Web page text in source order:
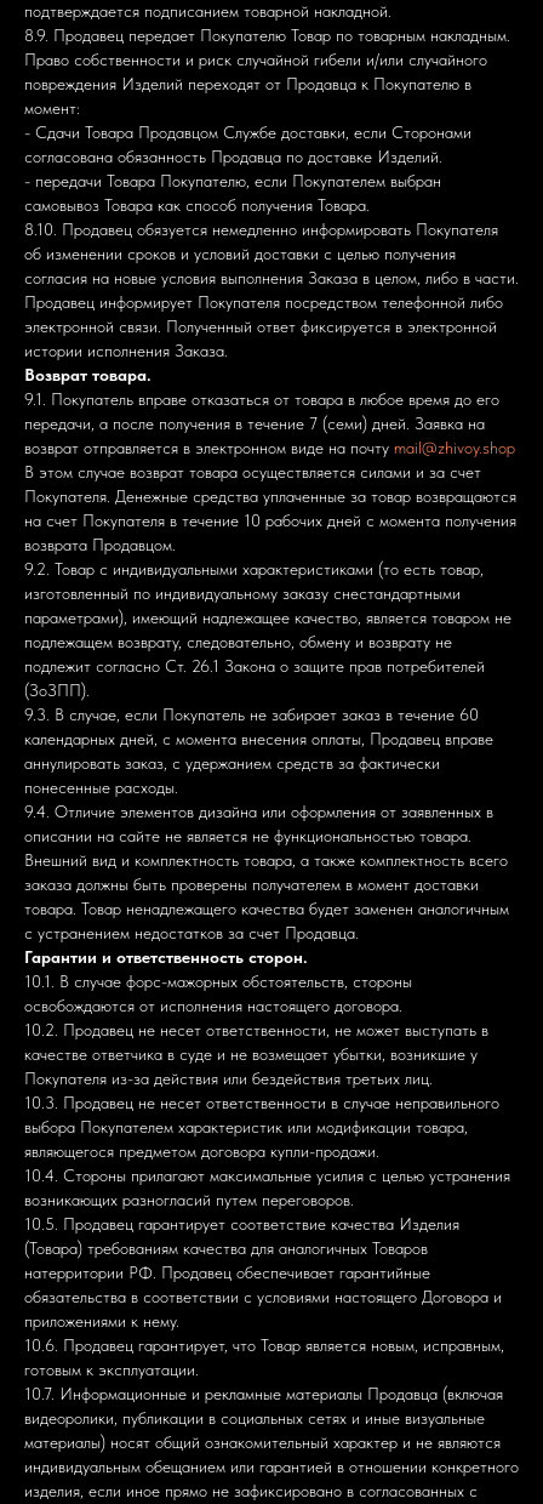
подтверждается подписанием товарной накладной.
8.9. Продавец передает Покупателю Товар по товарным накладным.
Право собственности и риск случайной гибели и/или случайного
повреждения Изделий переходят от Продавца к Покупателю в
момент:
- Сдачи Товара Продавцом Службе доставки, если Сторонами
согласована обязанность Продавца по доставке Изделий.
- передачи Товара Покупателю, если Покупателем выбран
самовывоз Товара как способ получения Товара.
8.10. Продавец обязуется немедленно информировать Покупателя
об изменении сроков и условий доставки с целью получения
согласия на новые условия выполнения Заказа в целом, либо в части.
Продавец информирует Покупателя посредством телефонной либо
электронной связи. Полученный ответ фиксируется в электронной
истории исполнения Заказа.
Возврат товара.
9.1. Покупатель вправе отказаться от товара в любое время до его
передачи, а после получения в течение 7 (семи) дней. Заявка на
возврат отправляется в электронном виде на почту mail@zhivoy.shop
В этом случае возврат товара осуществляется силами и за счет
Покупателя. Денежные средства уплаченные за товар возвращаются
на счет Покупателя в течение 10 рабочих дней с момента получения
возврата Продавцом.
9.2. Товар с индивидуальными характеристиками (то есть товар,
изготовленный по индивидуальному заказу снестандартными
параметрами), имеющий надлежащее качество, является товаром не
подлежащем возврату, следовательно, обмену и возврату не
подлежит согласно Ст. 26.1 Закона о защите прав потребителей
(ЗоЗПП).
9.3. В случае, если Покупатель не забирает заказ в течение 60
календарных дней, с момента внесения оплаты, Продавец вправе
аннулировать заказ, с удержанием средств за фактически
понесенные расходы.
9.4. Отличие элементов дизайна или оформления от заявленных в
описании на сайте не является не функциональностью товара.
Внешний вид и комплектность товара, а также комплектность всего
заказа должны быть проверены получателем в момент доставки
товара. Товар ненадлежащего качества будет заменен аналогичным
с устранением недостатков за счет Продавца.
Гарантии и ответственность сторон.
10.1. В случае форс-мажорных обстоятельств, стороны
освобождаются от исполнения настоящего договора.
10.2. Продавец не несет ответственности, не может выступать в
качестве ответчика в суде и не возмещает убытки, возникшие у
Покупателя из-за действия или бездействия третьих лиц.
10.3. Продавец не несет ответственности в случае неправильного
выбора Покупателем характеристик или модификации товара,
являющегося предметом договора купли-продажи.
10.4. Стороны прилагают максимальные усилия с целью устранения
возникающих разногласий путем переговоров.
10.5. Продавец гарантирует соответствие качества Изделия
(Товара) требованиям качества для аналогичных Товаров
натерритории РФ. Продавец обеспечивает гарантийные
обязательства в соответствии с условиями настоящего Договора и
приложениями к нему.
10.6. Продавец гарантирует, что Товар является новым, исправным,
готовым к эксплуатации.
10.7. Информационные и рекламные материалы Продавца (включая
видеоролики, публикации в социальных сетях и иные визуальные
материалы) носят общий ознакомительный характер и не являются
индивидуальным обещанием или гарантией в отношении конкретного
изделия, если иное прямо не зафиксировано в согласованных с